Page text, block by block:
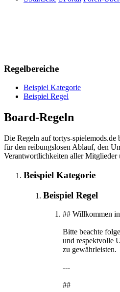
Regelbereiche
Beispiel Kategorie
Beispiel Regel
Board-Regeln
Die Regeln auf tortys-spielemods.de
für den reibungslosen Ablauf, den
Verantwortlichkeiten aller Mitglieder
Beispiel Kategorie
Beispiel Regel
## Willkommen
Bitte beachte
und respektvolle
zu gewährleisten.
---
##